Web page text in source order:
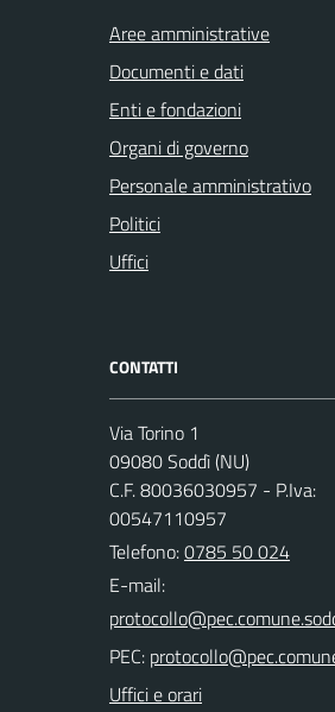
Aree amministrative
Documenti e dati
Enti e fondazioni
Organi di governo
Personale amministrativo
Politici
Uffici
CONTATTI
Via Torino 1
09080 Soddì (NU)
C.F. 80036030957 - P.Iva:
00547110957
Telefono:0785 50 024
E-mail:
PEC:
Uffici e orari